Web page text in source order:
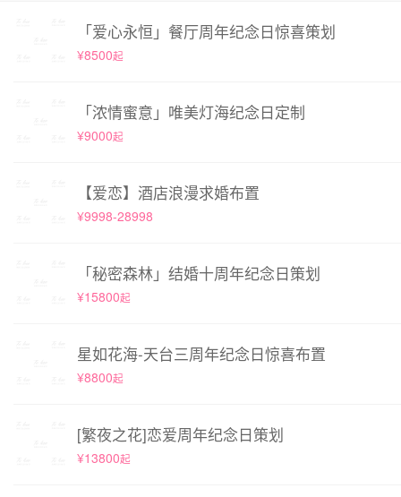
「爱心永恒」餐厅周年纪念日惊喜策划
¥8500起
「浓情蜜意」唯美灯海纪念日定制
¥9000起
【爱恋】酒店浪漫求婚布置
¥9998-28998
「秘密森林」结婚十周年纪念日策划
¥15800起
星如花海-天台三周年纪念日惊喜布置
¥8800起
[繁夜之花]恋爱周年纪念日策划
¥13800起